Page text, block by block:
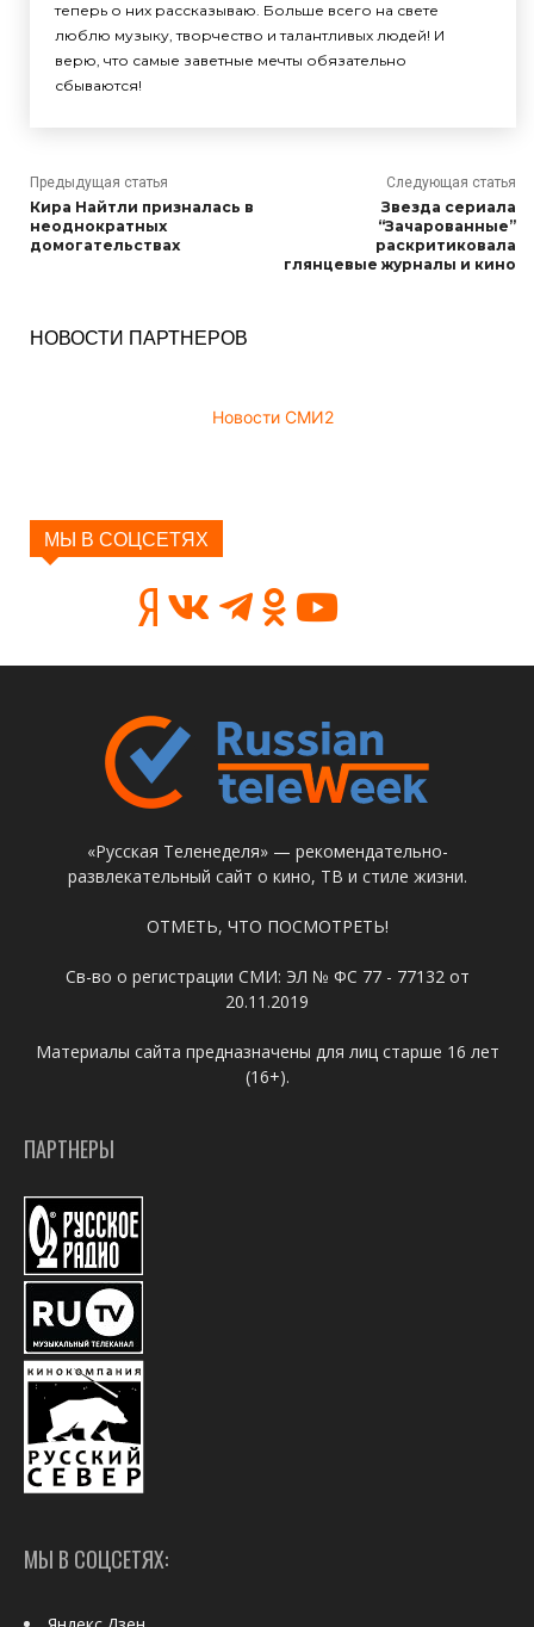
теперь о них рассказываю. Больше всего на свете
люблю музыку, творчество и талантливых людей! И
верю, что самые заветные мечты обязательно
сбываются!
Предыдущая статья
Кира Найтли призналась в
неоднократных
домогательствах
Следующая статья
Звезда сериала
“Зачарованные”
раскритиковала
глянцевые журналы и кино
НОВОСТИ ПАРТНЕРОВ
Новости СМИ2
МЫ В СОЦСЕТЯХ
«Русская Теленеделя» — рекомендательно-
развлекательный сайт о кино, ТВ и стиле жизни.
ОТМЕТЬ, ЧТО ПОСМОТРЕТЬ!
Св-во о регистрации СМИ: ЭЛ № ФС 77 - 77132 от
20.11.2019
Материалы сайта предназначены для лиц старше 16 лет
(16+).
ПАРТНЕРЫ
МЫ В СОЦСЕТЯХ: